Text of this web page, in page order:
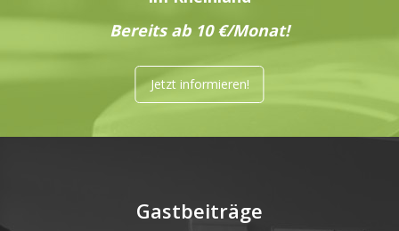
Bereits ab 10 €/Monat!
Jetzt informieren!
Gastbeiträge